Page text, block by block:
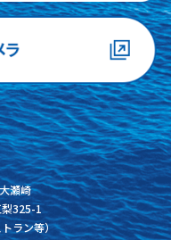
瀬崎
梨325-1
ラン等）